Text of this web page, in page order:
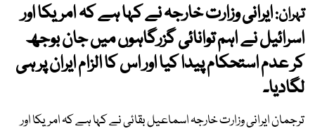
تہران:ایرانی وزارت خارجہ نے کہا ہے کہ امریکا اور
اسرائیل نے اہم توانائی گزرگاہوں میں جان بوجھ
کر عدم استحکام پیدا کیا اور اس کا الزام ایران پر ہی
لگادیا۔
ترجمان ایرانی وزارت خارجہ اسماعیل بقائی نے کہا ہے کہ امریکا اور